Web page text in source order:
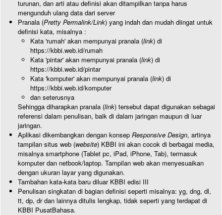
turunan, dan arti atau definisi akan ditampilkan tanpa harus
mengunduh ulang data dari server
Pranala (Pretty Permalink/Link) yang indah dan mudah diingat untuk
definisi kata, misalnya :
Kata 'rumah' akan mempunyai pranala (link) di
https://kbbi.web.id/rumah
Kata 'pintar' akan mempunyai pranala (link) di
https://kbbi.web.id/pintar
Kata 'komputer' akan mempunyai pranala (link) di
https://kbbi.web.id/komputer
dan seterusnya
Sehingga diharapkan pranala (link) tersebut dapat digunakan sebagai
referensi dalam penulisan, baik di dalam jaringan maupun di luar
jaringan.
Aplikasi dikembangkan dengan konsep Responsive Design, artinya
tampilan situs web (website) KBBI ini akan cocok di berbagai media,
misalnya smartphone (Tablet pc, iPad, iPhone, Tab), termasuk
komputer dan netbook/laptop. Tampilan web akan menyesuaikan
dengan ukuran layar yang digunakan.
Tambahan kata-kata baru diluar KBBI edisi III
Penulisan singkatan di bagian definisi seperti misalnya: yg, dng, dl,
tt, dp, dr dan lainnya ditulis lengkap, tidak seperti yang terdapat di
KBBI PusatBahasa.